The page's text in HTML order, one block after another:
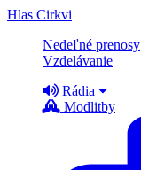
Hlas Cirkvi
Nedeľné prenosy
Vzdelávanie
Rádia
Modlitby